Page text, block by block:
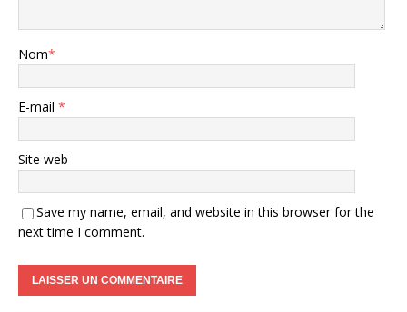
Nom*
E-mail *
Site web
Save my name, email, and website in this browser for the
next time I comment.